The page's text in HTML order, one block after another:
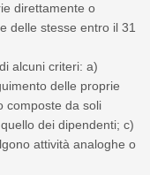
direttamente o
delle stesse entro il 31
alcuni criteri: a)
delle proprie
composte da soli
dei dipendenti; c)
attività analoghe o